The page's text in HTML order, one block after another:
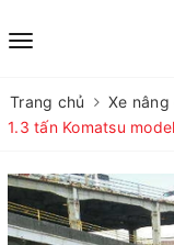
Trang chủ Xe nâng
1.3 tấn Komatsu